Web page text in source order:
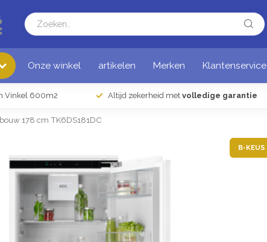
Onze winkel artikelen Merken Klantenservice
Vinkel 600m2 Altijd zekerheid met volledige garantie
178 cm TK6DS181DC
B-KEUS